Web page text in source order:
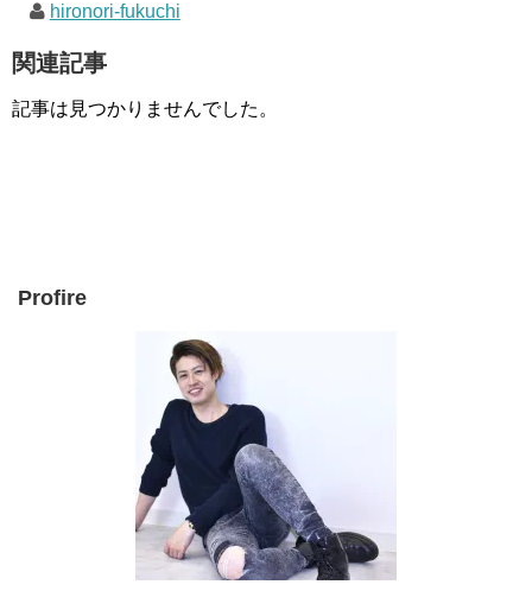
hironori-fukuchi
関連記事
記事は見つかりませんでした。
Profire